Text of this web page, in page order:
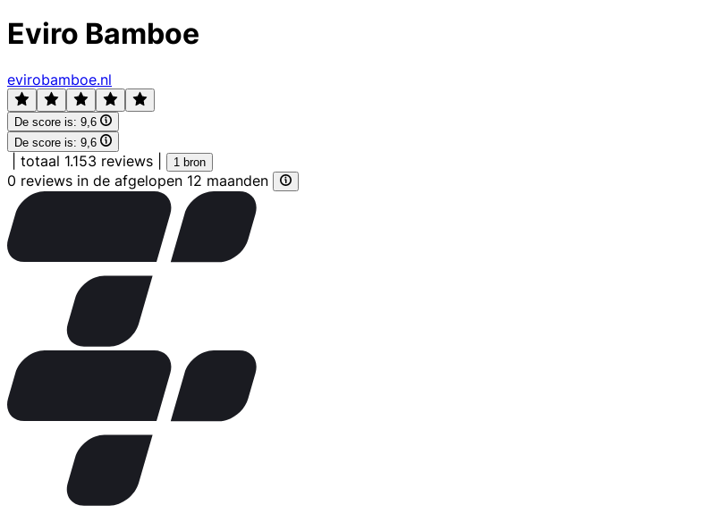
Eviro Bamboe
evirobamboe.nl
De score is: 9,6
De score is: 9,6
totaal 1.153 reviews 1 bron
0 reviews in de afgelopen 12 maanden